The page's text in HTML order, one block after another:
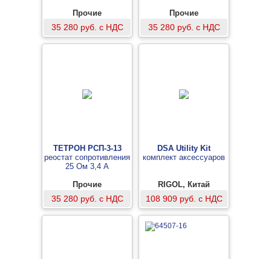
Прочие
35 280 руб. с НДС
Прочие
35 280 руб. с НДС
ТЕТРОН РСП-3-13
реостат сопротивления
25 Ом 3,4 А
Прочие
35 280 руб. с НДС
DSA Utility Kit
комплект аксессуаров
RIGOL, Китай
108 909 руб. с НДС